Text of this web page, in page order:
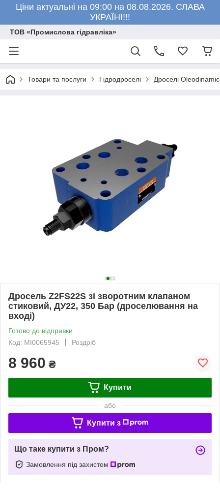
Ціни актуальні на 09:00 на 08.08.2026. СЛАВА
УКРАЇНІ!!!
ТОВ «Промислова гідравліка»
Товари та послуги Гідродроселі Дроселі
Дросель Z2FS22S зі зворотним клапаном
стиковий, ДУ22, 350 Бар (дроселювання на
вході)
Готово до відправки
Код: MI0065945
Роздріб
8 960 ₴
Купити
або
Купити з
Що таке купити з Пром?
Замовлення під захистом